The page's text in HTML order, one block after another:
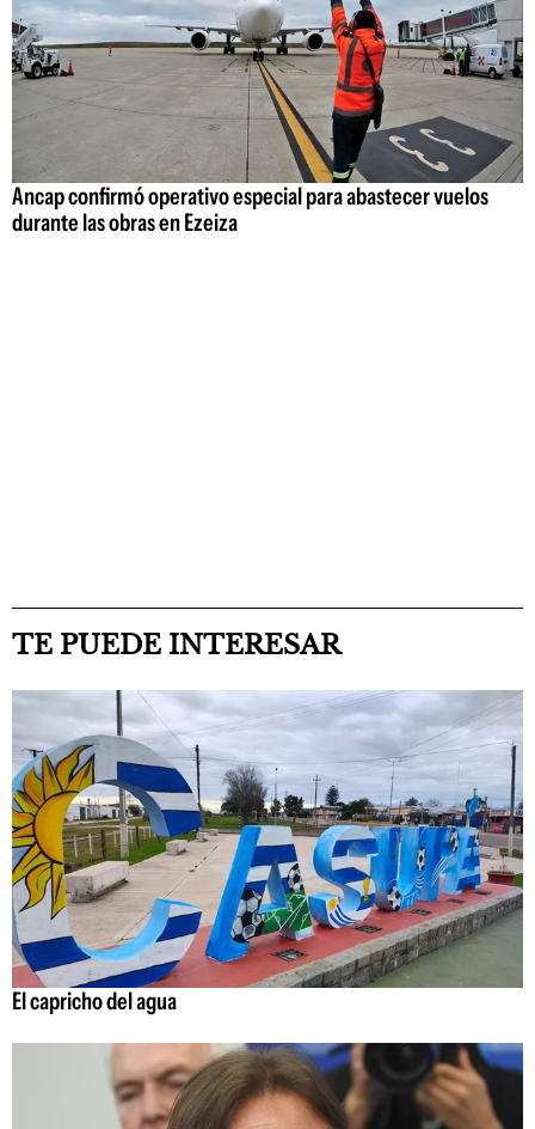
Ancap confirmó operativo especial para abastecer vuelos
durante las obras en Ezeiza
TE PUEDE INTERESAR
El capricho del agua